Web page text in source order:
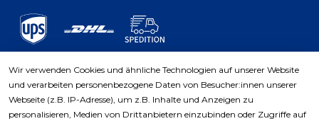
Zahlungsarten
Wir verwenden Cookies und ähnliche Technologien auf unserer Website
und verarbeiten personenbezogene Daten von Besucher:innen unserer
Webseite (z.B. IP-Adresse), um z.B. Inhalte und Anzeigen zu
personalisieren, Medien von Drittanbietern einzubinden oder Zugriffe auf